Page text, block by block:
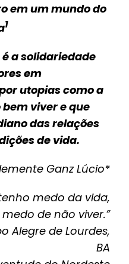
em um mundo do
1
a solidariedade
em
utopias como a
viver e que
das relações
de vida.
Ganz Lúcio*
medo da vida,
de não viver.”
Alegre de Lourdes,
BA